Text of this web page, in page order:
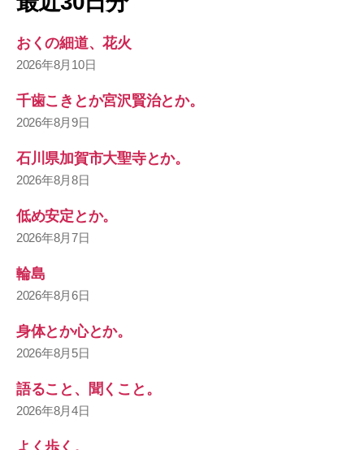
おくの細道、花火
2026年8月10日
千歯こきとか宮沢賢治とか。
2026年8月9日
石川県加賀市大聖寺とか。
2026年8月8日
低め安定とか。
2026年8月7日
輪島
2026年8月6日
身体とか心とか。
2026年8月5日
語ること、聞くこと。
2026年8月4日
よく歩く。